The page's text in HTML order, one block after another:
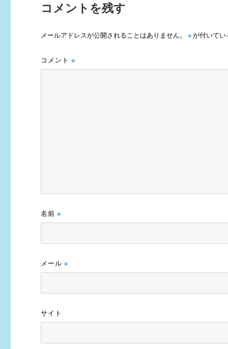
コメントを残す
メールアドレスが公開されることはありません。 ※が付いて
コメント※
名前※
メール※
サイト